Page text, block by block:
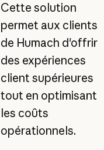
Cette solution
permet aux clients
de Humach d'offrir
des expériences
client supérieures
tout en optimisant
les coûts
opérationnels.